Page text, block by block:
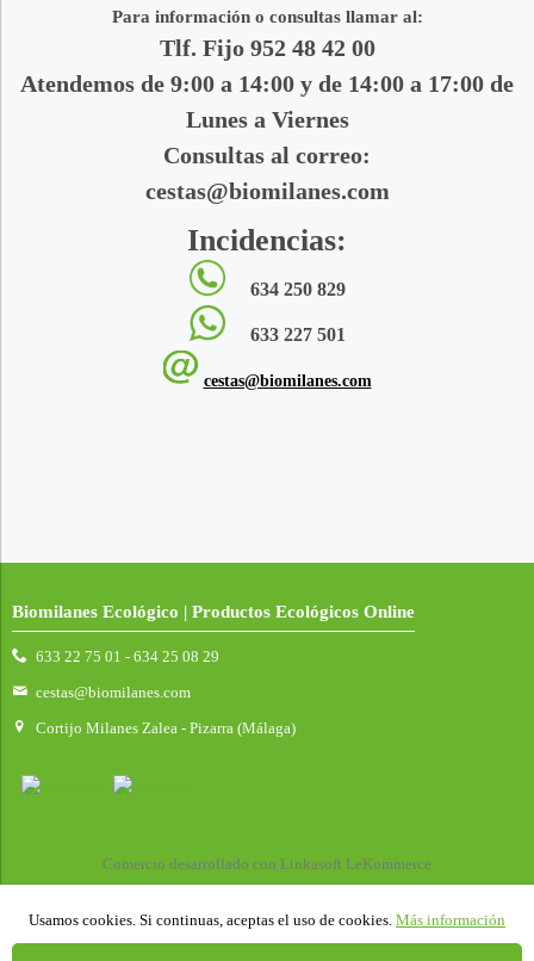
Usamos cookies. Si continuas, aceptas el uso de cookies. Más información
Para información o consultas llamar al:
Tlf. Fijo 952 48 42 00
Atendemos de 9:00 a 14:00 y de 14:00 a 17:00 de
Lunes a Viernes
Consultas al correo:
cestas@biomilanes.com
Incidencias:
634 250 829
633 227 501
cestas@biomilanes.com
Biomilanes Ecológico | Productos Ecológicos Online
633 22 75 01 - 634 25 08 29
cestas@biomilanes.com
Cortijo Milanes Zalea - Pizarra (Málaga)
Comercio desarrollado con Linkasoft LeKommerce